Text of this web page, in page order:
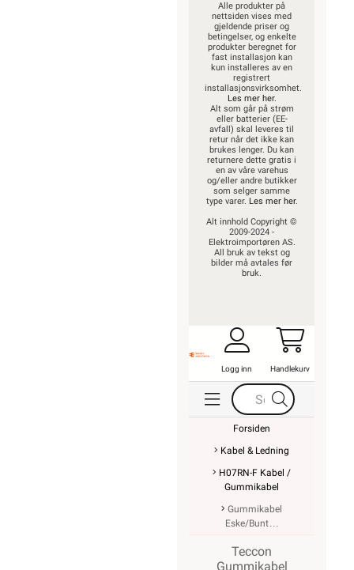
Alle produkter på
nettsiden vises med
gjeldende priser og
betingelser, og enkelte
produkter beregnet for
fast installasjon kan
kun installeres av en
registrert
installasjonsvirksomhet.
Les mer her.
Alt som går på strøm
eller batterier (EE-
avfall) skal leveres til
retur når det ikke kan
brukes lenger. Du kan
returnere dette gratis i
en av våre varehus
og/eller andre butikker
som selger samme
type varer. Les mer her.
Alt innhold Copyright ©
2009-2024 -
Elektroimportøren AS.
All bruk av tekst og
bilder må avtales før
bruk.
Logg inn Handlekurv
Forsiden
Kabel & Ledning
H07RN-F Kabel /
Gummikabel
Gummikabel
Eske/Bunt
Teccon
Gummikabel